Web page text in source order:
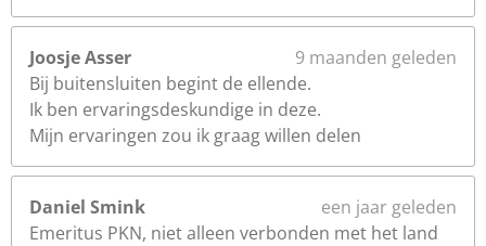
Joosje Asser
9 maanden geleden
Bij buitensluiten begint de ellende.
Ik ben ervaringsdeskundige in deze.
Mijn ervaringen zou ik graag willen delen
Daniel Smink
een jaar geleden
Emeritus PKN, niet alleen verbonden met het land